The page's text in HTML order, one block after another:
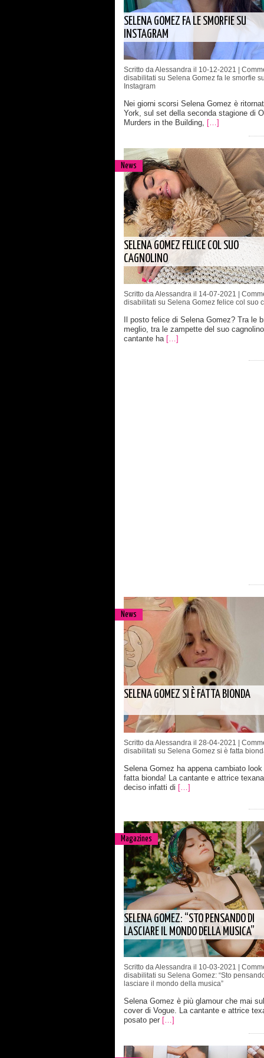
SELENA GOMEZ FA LE SMORFIE SU
INSTAGRAM
Scritto da Alessandra il 10-12-2021 |
disabilitati su Selena Gomez fa le smorfie
Instagram
Nei giorni scorsi Selena Gomez è
York, sul set della seconda stagione di
Murders in the Building, […]
News
SELENA GOMEZ FELICE COL SUO
CAGNOLINO
Scritto da Alessandra il 14-07-2021 |
disabilitati su Selena Gomez felice col suo
Il posto felice di Selena Gomez? Tra le
meglio, tra le zampette del suo
cantante ha […]
News
SELENA GOMEZ SI È FATTA BIONDA
Scritto da Alessandra il 28-04-2021 |
disabilitati su Selena Gomez si è fatta
Selena Gomez ha appena cambiato
fatta bionda! La cantante e attrice
deciso infatti di […]
Magazines
SELENA GOMEZ: “STO PENSANDO DI
LASCIARE IL MONDO DELLA MUSICA”
Scritto da Alessandra il 10-03-2021 |
disabilitati su Selena Gomez: “Sto
lasciare il mondo della musica”
Selena Gomez è più glamour che mai
cover di Vogue. La cantante e attrice
posato per […]